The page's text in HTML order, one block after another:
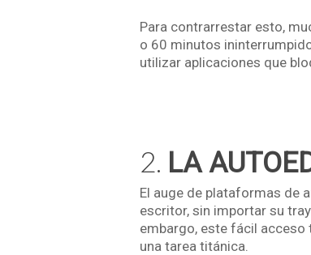
Para contrarrestar esto,
o 60 minutos
utilizar aplicaciones que
2. LA
El auge de plataformas de
escritor, sin importar su
embargo, este fácil acceso
una tarea titánica.